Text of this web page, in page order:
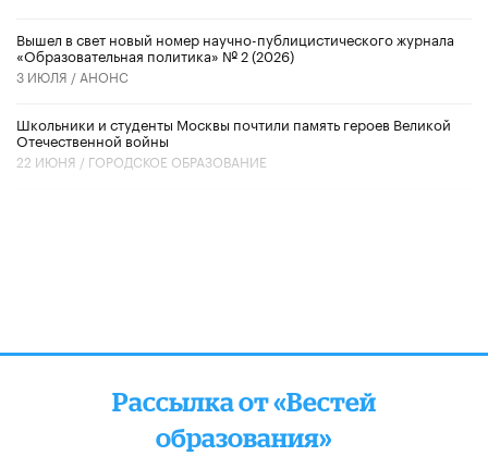
Вышел в свет новый номер научно-публицистического журнала
«Образовательная политика» № 2 (2026)
3 ИЮЛЯ / АНОНС
Школьники и студенты Москвы почтили память героев Великой
Отечественной войны
22 ИЮНЯ / ГОРОДСКОЕ ОБРАЗОВАНИЕ
Рассылка от «Вестей
образования»